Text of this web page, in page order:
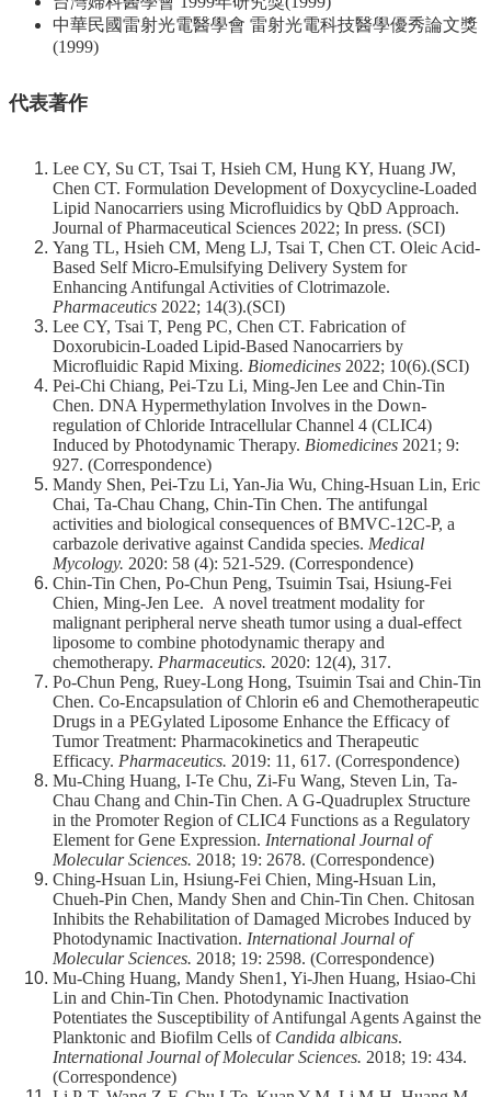
中華民國雷射光電醫學會 雷射光電科技醫學優秀論文獎
(1999)
代表著作
Lee CY, Su CT, Tsai T, Hsieh CM, Hung KY, Huang JW,
Chen CT. Formulation Development of Doxycycline-Loaded
Lipid Nanocarriers using Microfluidics by QbD Approach.
Journal of Pharmaceutical Sciences 2022; In press. (SCI)
Yang TL, Hsieh CM, Meng LJ, Tsai T, Chen CT. Oleic Acid-
Based Self Micro-Emulsifying Delivery System for
Enhancing Antifungal Activities of Clotrimazole.
Pharmaceutics 2022; 14(3).(SCI)
Lee CY, Tsai T, Peng PC, Chen CT. Fabrication of
Doxorubicin-Loaded Lipid-Based Nanocarriers by
Microfluidic Rapid Mixing. Biomedicines 2022; 10(6).(SCI)
Pei-Chi Chiang, Pei-Tzu Li, Ming-Jen Lee and Chin-Tin
Chen. DNA Hypermethylation Involves in the Down-
regulation of Chloride Intracellular Channel 4 (CLIC4)
Induced by Photodynamic Therapy. Biomedicines 2021; 9:
927. (Correspondence)
Mandy Shen, Pei-Tzu Li, Yan-Jia Wu, Ching-Hsuan Lin, Eric
Chai, Ta-Chau Chang, Chin-Tin Chen. The antifungal
activities and biological consequences of BMVC-12C-P, a
carbazole derivative against Candida species. Medical
Mycology. 2020: 58 (4): 521-529. (Correspondence)
Chin-Tin Chen, Po-Chun Peng, Tsuimin Tsai, Hsiung-Fei
Chien, Ming-Jen Lee. A novel treatment modality for
malignant peripheral nerve sheath tumor using a dual-effect
liposome to combine photodynamic therapy and
chemotherapy. Pharmaceutics. 2020: 12(4), 317.
Po-Chun Peng, Ruey-Long Hong, Tsuimin Tsai and Chin-Tin
Chen. Co-Encapsulation of Chlorin e6 and Chemotherapeutic
Drugs in a PEGylated Liposome Enhance the Efficacy of
Tumor Treatment: Pharmacokinetics and Therapeutic
Efficacy. Pharmaceutics. 2019: 11, 617. (Correspondence)
Mu-Ching Huang, I-Te Chu, Zi-Fu Wang, Steven Lin, Ta-
Chau Chang and Chin-Tin Chen. A G-Quadruplex Structure
in the Promoter Region of CLIC4 Functions as a Regulatory
Element for Gene Expression. International Journal of
Molecular Sciences. 2018; 19: 2678. (Correspondence)
Ching-Hsuan Lin, Hsiung-Fei Chien, Ming-Hsuan Lin,
Chueh-Pin Chen, Mandy Shen and Chin-Tin Chen. Chitosan
Inhibits the Rehabilitation of Damaged Microbes Induced by
Photodynamic Inactivation. International Journal of
Molecular Sciences. 2018; 19: 2598. (Correspondence)
Mu-Ching Huang, Mandy Shen1, Yi-Jhen Huang, Hsiao-Chi
Lin and Chin-Tin Chen. Photodynamic Inactivation
Potentiates the Susceptibility of Antifungal Agents Against the
Planktonic and Biofilm Cells of Candida albicans.
International Journal of Molecular Sciences. 2018; 19: 434.
(Correspondence)